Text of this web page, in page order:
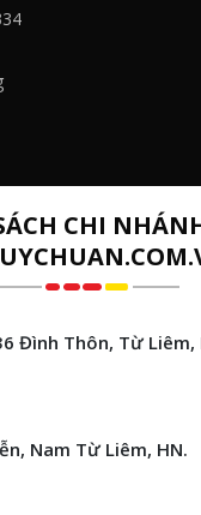
CHI
Đình Thôn, Từ Liêm,
Nam Từ Liêm, HN.